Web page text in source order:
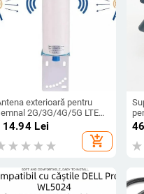
exterioară pentru
2G/3G/4G/5G LTE
50 Ω, 12 dBi,
≤ 1.8
Lei
add_shopping_cart